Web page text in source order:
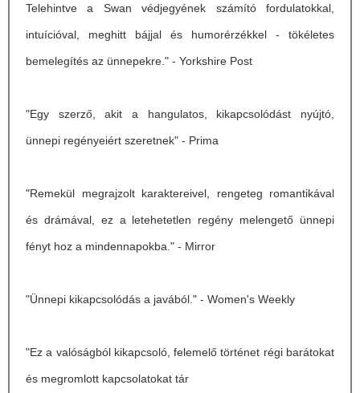
Telehintve a Swan védjegyének számító fordulatokkal,
intuícióval, meghitt bájjal és humorérzékkel - tökéletes
bemelegítés az ünnepekre." - Yorkshire Post
"Egy szerző, akit a hangulatos, kikapcsolódást nyújtó,
ünnepi regényeiért szeretnek" - Prima
"Remekül megrajzolt karaktereivel, rengeteg romantikával
és drámával, ez a letehetetlen regény melengető ünnepi
fényt hoz a mindennapokba." - Mirror
"Ünnepi kikapcsolódás a javából." - Women's Weekly
"Ez a valóságból kikapcsoló, felemelő történet régi barátokat
és megromlott kapcsolatokat tár